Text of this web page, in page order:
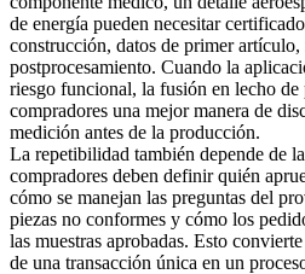
de energía pueden necesitar
construcción, datos de primer
postprocesamiento. Cuando la
riesgo funcional, la fusión en lecho
compradores una mejor manera de
medición antes de la producción.
La repetibilidad también depende de
compradores deben definir quién
cómo se manejan las preguntas del
piezas no conformes y cómo los
las muestras aprobadas. Esto
de una transacción única en un